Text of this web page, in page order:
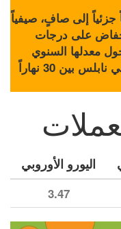
جزئياً إلى صافٍ، صيفياً
على درجات
معدلها السنوي
العام، وتتراوح في نابلس بين 30 نهاراً
اليورو الأوروبي
3.47